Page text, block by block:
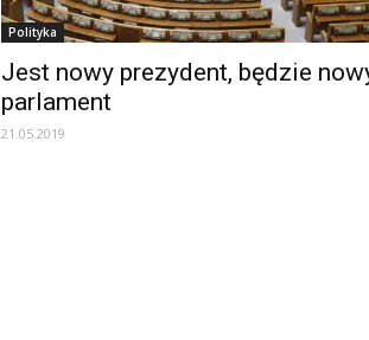
Polityka
Jest nowy prezydent, będzie
parlament
21.05.2019